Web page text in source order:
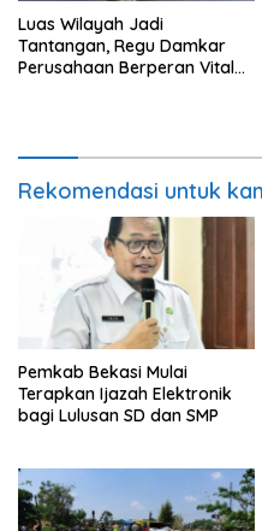
Luas Wilayah Jadi
Tantangan, Regu Damkar
Perusahaan Berperan Vital
Rekomendasi untuk
Pemkab Bekasi Mulai
Terapkan Ijazah Elektronik
bagi Lulusan SD dan SMP